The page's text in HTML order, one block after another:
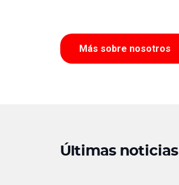
Más sobre nosotros
Últimas noticias